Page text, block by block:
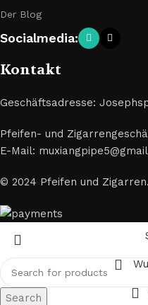
Der Blog
Socialmedia:
Kontakt
Geschäftsadresse:
Pfeifen- und
E-Mail:
© 2024 Pfeifen und
Search